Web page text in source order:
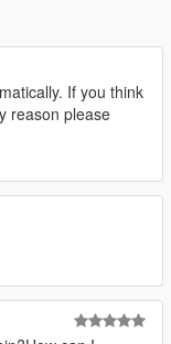
If you think
reason please